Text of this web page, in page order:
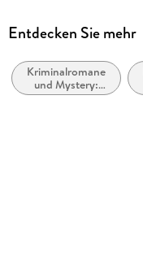
Laufzeit
Reihe
Gruppe 4 ermittelt, 1
Entdecken Sie mehr
Kriminalromane
und Mystery:
Polizeiarbeit &